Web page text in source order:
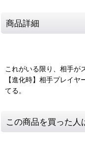
商品詳細
これがいる限り、相手が
【進化時】相手プレイ
てる。
この商品を買った人